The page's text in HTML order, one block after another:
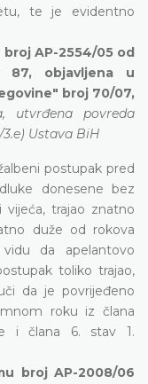
te je evidentno
AP-2554/05 od
87, objavljena u
broj 70/07,
utvrđena povreda
Ustava BiH
postupak pred
donesene bez
vijeća, trajao znatno
duže od rokova
da apelantovo
toliko trajao,
da je povrijeđeno
roku iz člana
i člana 6. stav 1.
broj AP-2008/06